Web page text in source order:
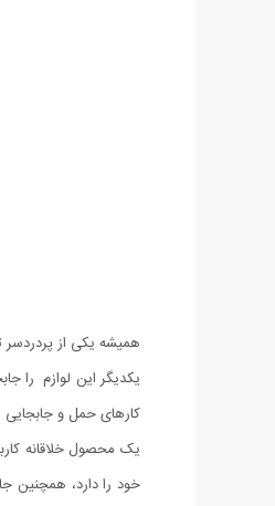
همیشه یکی از پردردسر
یکدیگر این لوازم را
کارهای حمل و جابجایی
یک محصول خلاقانه